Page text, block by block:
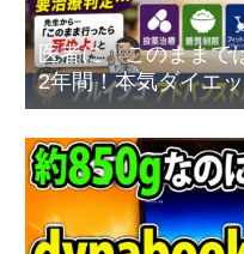
医者に「このままで
2年間！本気ダイエ